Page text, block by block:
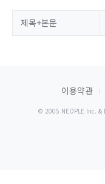
제목+본문
이용약관
© 2005 NEOPLE Inc. &